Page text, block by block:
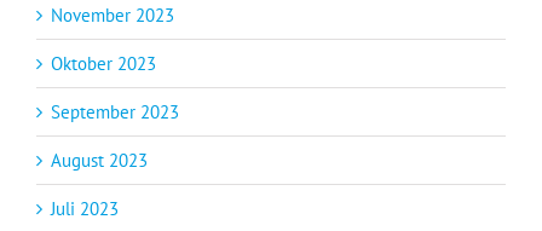
November 2023
Oktober 2023
September 2023
August 2023
Juli 2023